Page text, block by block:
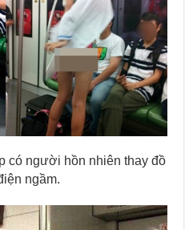
có người hồn nhiên thay đồ
ngầm.